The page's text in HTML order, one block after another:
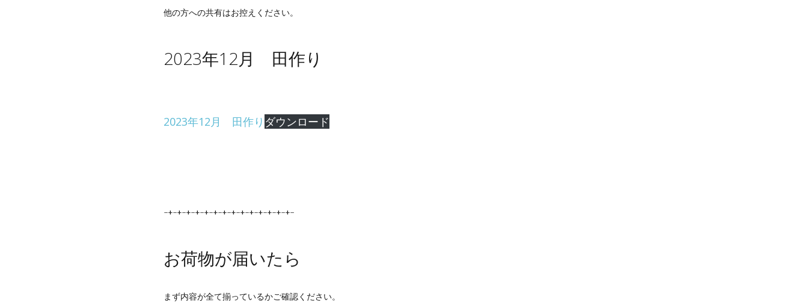
他の方への共有はお控えください。
2023年12月 田作り
2023年12月 田作り ダウンロード
-+-+-+-+-+-+-+-+-+-+-+-+-+-+-
お荷物が届いたら
まず内容が全て揃っているかご確認ください。